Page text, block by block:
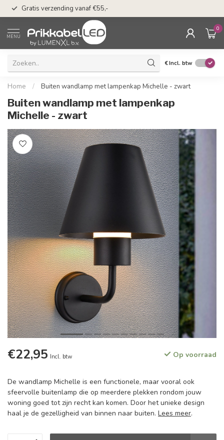
Gratis verzending vanaf €55,-
MENU
0
€Incl. btw
Home / Buiten wandlamp met lampenkap Michelle - zwart
Buiten wandlamp met lampenkap
Michelle - zwart
€22,95 Incl. btw Op voorraad
De wandlamp Michelle is een functionele, maar vooral ook
sfeervolle buitenlamp die op meerdere plekken rondom jouw
woning goed tot zijn recht kan komen. Door het unieke design
haal je de gezelligheid van binnen naar buiten. Lees meer.